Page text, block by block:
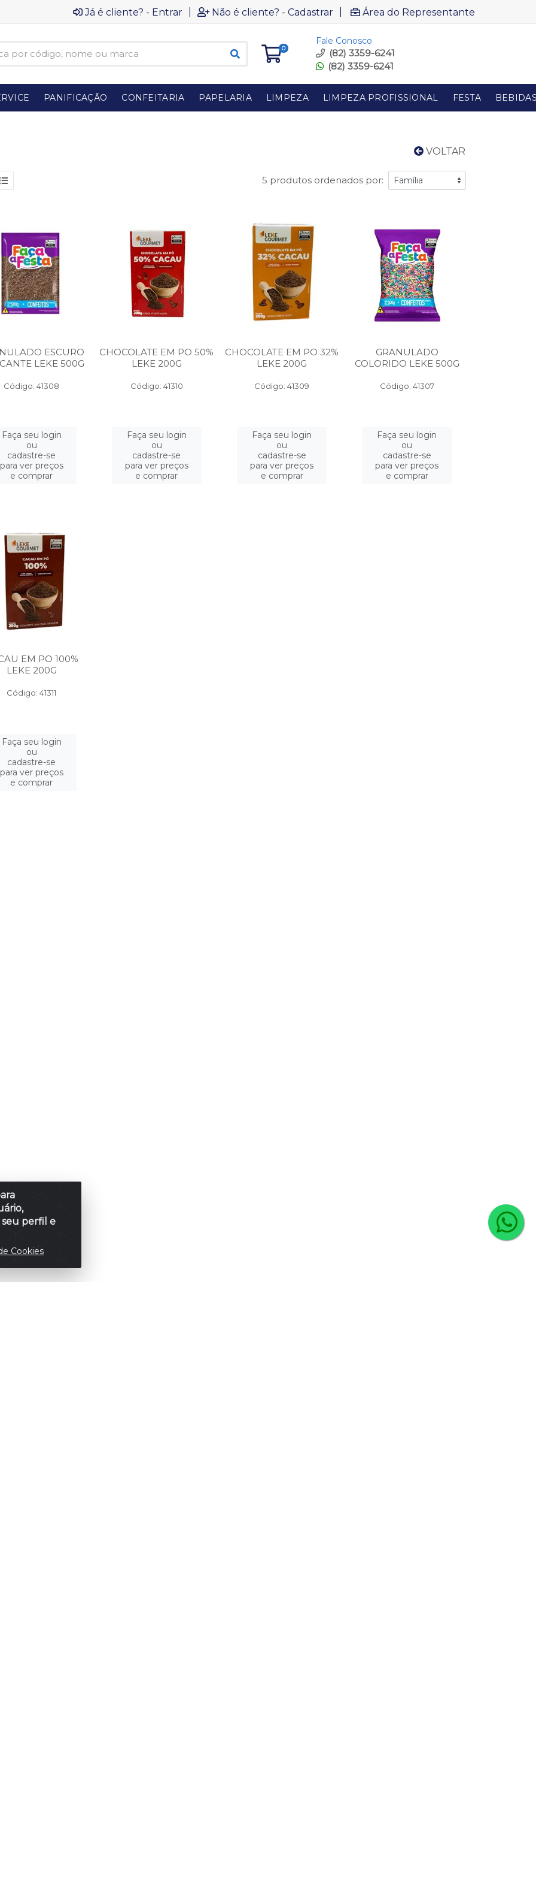
Já é cliente? - Entrar Não é cliente? - Cadastrar Área do Representante
0
Fale Conosco
(82) 3359-6241
(82) 3359-6241
PANIFICAÇÃO CONFEITARIA PAPELARIA LIMPEZA LIMPEZA PROFISSIONAL FESTA
VOLTAR
5 produtos ordenados por:
ESCURO
LEKE 500G
Código: 41308
Faça seu login
ou
cadastre-se
para ver preços
e comprar
CHOCOLATE EM PO 50%
LEKE 200G
Código: 41310
Faça seu login
ou
cadastre-se
para ver preços
e comprar
CHOCOLATE EM PO 32%
LEKE 200G
Código: 41309
Faça seu login
ou
cadastre-se
para ver preços
e comprar
GRANULADO
COLORIDO LEKE 500G
Código: 41307
Faça seu login
ou
cadastre-se
para ver preços
e comprar
EM PO 100%
LEKE 200G
Código: 41311
Faça seu login
ou
cadastre-se
para ver preços
e comprar
perfil e
Cookies